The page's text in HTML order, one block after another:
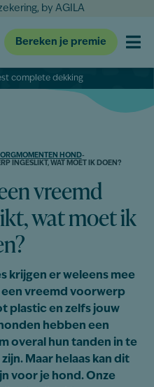
by AGILA
Bereken je premie
complete dekking
HOND-
INGESLIKT, WAT MOET IK DOEN?
vreemd
wat moet ik
krijgen er weleens mee
vreemd voorwerp
plastic en zelfs jouw
hebben een
overal hun tanden in te
Maar helaas kan dit
voor je hond. Onze